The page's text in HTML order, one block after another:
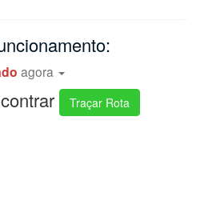
agora
Traçar Rota